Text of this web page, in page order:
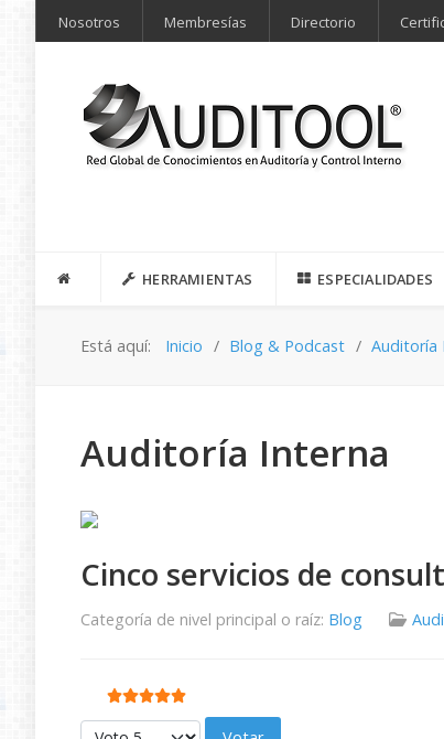
Nosotros Membresías Directorio
HERRAMIENTAS ESPECIALIDADES
Está aquí: Inicio Blog & Podcast Auditoría
Auditoría Interna
Cinco servicios de
Categoría de nivel principal o raíz: Blog
Ratio:5/5
Por favor, vote